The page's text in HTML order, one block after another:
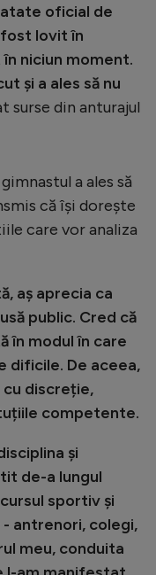
oficial de
lovit în
niciun moment.
și a ales să nu
surse din anturajul
a ales să
că își dorește
care vor analiza
aș aprecia ca
public. Cred că
în modul în care
dificile. De aceea,
discreție,
competente.
și
de-a lungul
sportiv și
- antrenori, colegi,
meu, conduita